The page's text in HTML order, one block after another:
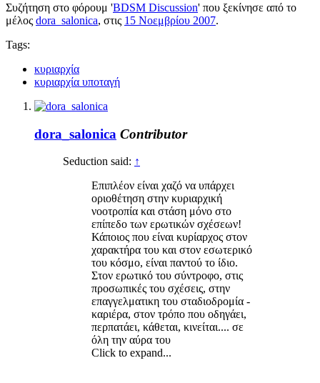
Συζήτηση στο φόρουμ 'BDSM Discussion' που ξεκίνησε από το
μέλος dora_salonica, στις 15 Νοεμβρίου 2007.
Tags:
κυριαρχία
κυριαρχία υποταγή
dora_salonica Contributor
Seduction said: ↑
Επιπλέον είναι χαζό να υπάρχει
οριοθέτηση στην κυριαρχική
νοοτροπία και στάση μόνο στο
επίπεδο των ερωτικών σχέσεων!
Κάποιος που είναι κυρίαρχος στον
χαρακτήρα του και στον εσωτερικό
του κόσμο, είναι παντού το ίδιο.
Στον ερωτικό του σύντροφο, στις
προσωπικές του σχέσεις, στην
επαγγελματικη του σταδιοδρομία -
καριέρα, στον τρόπο που οδηγάει,
περπατάει, κάθεται, κινείται.... σε
όλη την αύρα του
Click to expand...